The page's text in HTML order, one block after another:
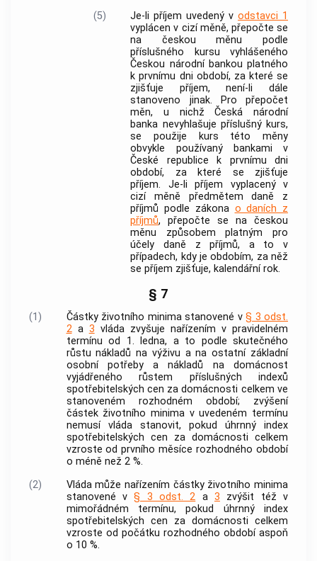
(5)
Je-li příjem uvedený vodstavci 1
vyplácen v cizí měně, přepočte se
na českou měnu podle
příslušného kursu vyhlášeného
Českou národní bankou platného
k prvnímu dni období, za které se
zjišťuje příjem, není-li dále
stanoveno jinak. Pro přepočet
měn, u nichž Česká národní
banka nevyhlašuje příslušný kurs,
se použije kurs této měny
obvykle používaný bankami v
České republice k prvnímu dni
období, za které se zjišťuje
příjem. Je-li příjem vyplacený v
cizí měně předmětem daně z
příjmů podle zákona o daních z
příjmů, přepočte se na českou
měnu způsobem platným pro
účely daně z příjmů, a to v
případech, kdy je obdobím, za něž
se příjem zjišťuje, kalendářní rok.
§ 7
(1) Částky životního minima stanovené v § 3 odst.
2a 3 vláda zvyšuje nařízením v pravidelném
termínu od 1. ledna, a to podle skutečného
růstu nákladů na výživu a na ostatní základní
osobní potřeby a nákladů na domácnost
vyjádřeného růstem příslušných indexů
spotřebitelských cen za domácnosti celkem ve
stanoveném rozhodném období; zvýšení
částek životního minima v uvedeném termínu
nemusí vláda stanovit, pokud úhrnný index
spotřebitelských cen za domácnosti celkem
vzroste od prvního měsíce rozhodného období
o méně než 2 %.
(2)
Vláda může nařízením částky životního minima
stanovené v§ 3 odst. 2 a 3 zvýšit též v
mimořádném termínu, pokud úhrnný index
spotřebitelských cen za domácnosti celkem
vzroste od počátku rozhodného období aspoň
o 10 %.